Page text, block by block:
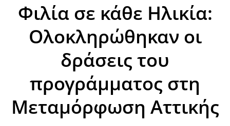
Φιλία σε κάθε Ηλικία:
Ολοκληρώθηκαν οι
δράσεις του
προγράμματος στη
Μεταμόρφωση Αττικής